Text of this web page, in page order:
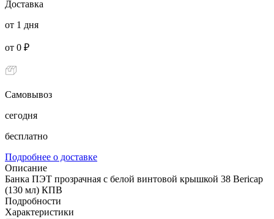
Доставка
от 1 дня
от 0 ₽
Самовывоз
сегодня
бесплатно
Подробнее о доставке
Описание
Банка ПЭТ прозрачная с белой винтовой крышкой 38 Bericap
(130 мл) КПВ
Подробности
Характеристики